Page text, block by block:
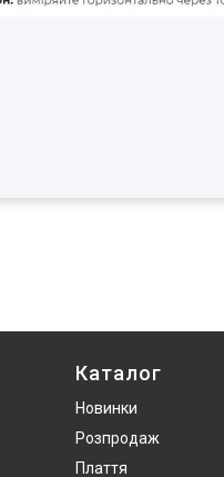
Каталог
Новинки
Розпродаж
Плаття